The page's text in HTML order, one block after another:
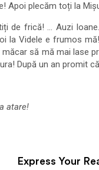
Apoi plecăm toți la
de frică! … Auzi
la Videle e frumos
să mă mai lase
După un an promit
atare!
Express Your